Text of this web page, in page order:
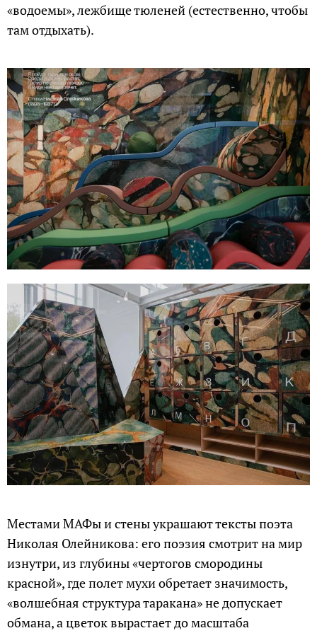
«водоемы», лежбище тюленей (естественно, чтобы
там отдыхать).
Местами МАФы и стены украшают тексты поэта
Николая Олейникова: его поэзия смотрит на мир
изнутри, из глубины «чертогов смородины
красной», где полет мухи обретает значимость,
«волшебная структура таракана» не допускает
обмана, а цветок вырастает до масштаба